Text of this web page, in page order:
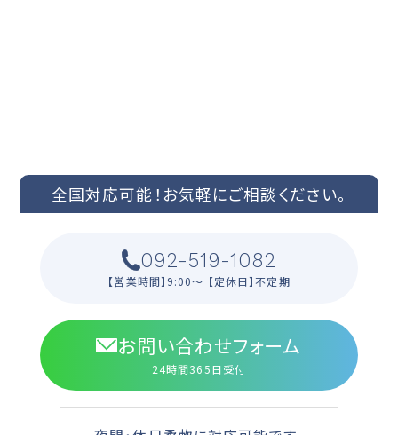
全国対応可能！ お気軽にご相談ください。
092-519-1082
【営業時間】9:00〜 【定休日】不定期
お問い合わせフォーム
24時間365日受付